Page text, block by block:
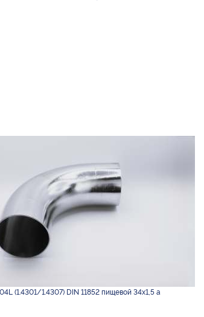
(1.4301/1.4307) DIN 11852 пищевой 34х1,5 а